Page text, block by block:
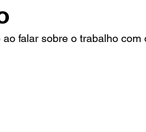
falar sobre o trabalho com